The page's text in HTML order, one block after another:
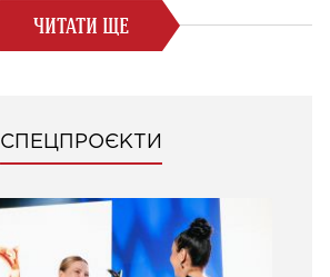
ЧИТАТИ ЩЕ
СПЕЦПРОЄКТИ